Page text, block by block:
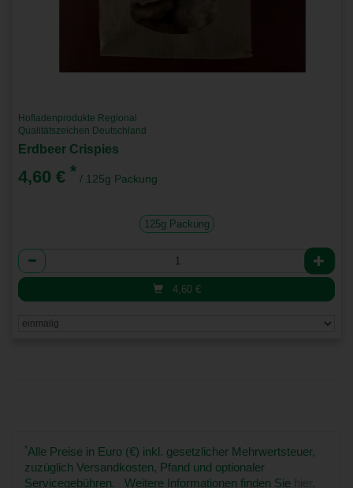
Hofladenprodukte Regional
Qualitätszeichen Deutschland
Erdbeer Crispies
4,60 € * / 125g Packung
125g Packung
Anzahl
4,60 €
*Alle Preise in Euro (€) inkl. gesetzlicher Mehrwertsteuer,
zuzüglich Versandkosten, Pfand und optionaler
Servicegebühren. Weitere Informationen finden Sie hier.